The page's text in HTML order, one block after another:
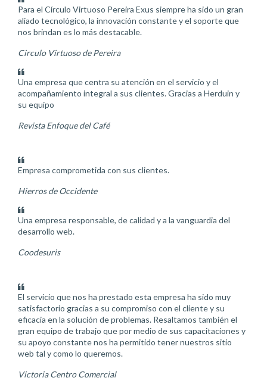
Para el Círculo Virtuoso Pereira Exus siempre ha sido un gran
aliado tecnológico, la innovación constante y el soporte que
nos brindan es lo más destacable.
Circulo Virtuoso de Pereira
Una empresa que centra su atención en el servicio y el
acompañamiento integral a sus clientes. Gracias a Herduin y
su equipo
Revista Enfoque del Café
Empresa comprometida con sus clientes.
Hierros de Occidente
Una empresa responsable, de calidad y a la vanguardia del
desarrollo web.
Coodesuris
El servicio que nos ha prestado esta empresa ha sido muy
satisfactorio gracias a su compromiso con el cliente y su
eficacia en la solución de problemas. Resaltamos también el
gran equipo de trabajo que por medio de sus capacitaciones y
su apoyo constante nos ha permitido tener nuestros sitio
web tal y como lo queremos.
Victoria Centro Comercial